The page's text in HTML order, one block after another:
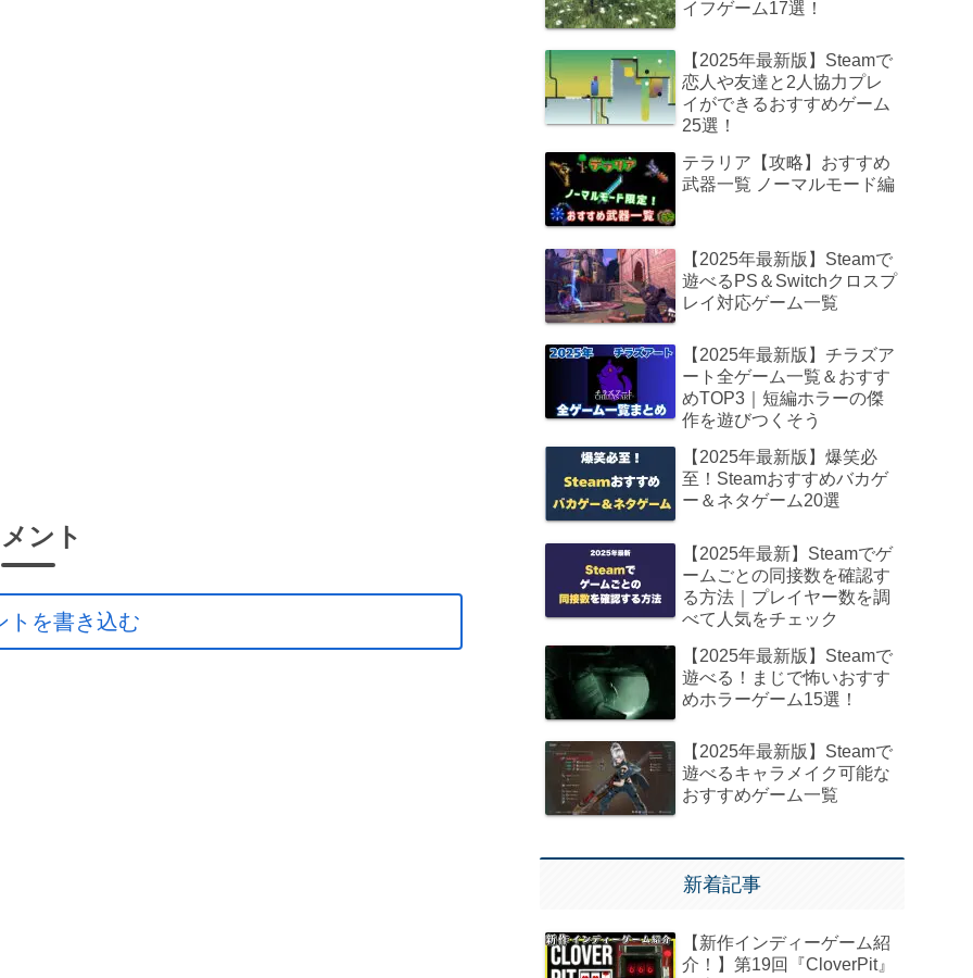
ント
トを書き込む
イフゲーム17選！
【2025年最新版】Steamで
恋人や友達と2人協力プレ
イができるおすすめゲーム
25選！
テラリア【攻略】おすすめ
武器一覧 ノーマルモード編
【2025年最新版】Steamで
遊べるPS＆Switchクロスプ
レイ対応ゲーム一覧
【2025年最新版】チラズア
ート全ゲーム一覧＆おすす
めTOP3｜短編ホラーの傑
作を遊びつくそう
【2025年最新版】爆笑必
至！Steamおすすめバカゲ
ー＆ネタゲーム20選
【2025年最新】Steamでゲ
ームごとの同接数を確認す
る方法｜プレイヤー数を調
べて人気をチェック
【2025年最新版】Steamで
遊べる！まじで怖いおすす
めホラーゲーム15選！
【2025年最新版】Steamで
遊べるキャラメイク可能な
おすすめゲーム一覧
新着記事
【新作インディーゲーム紹
介！】第19回『CloverPit』